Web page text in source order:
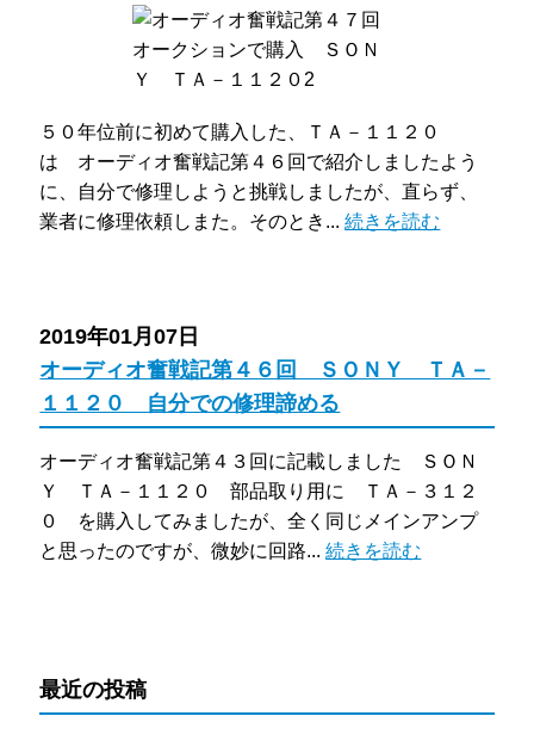
５０年位前に初めて購入した、ＴＡ－１１２０
は オーディオ奮戦記第４６回で紹介しましたよう
に、自分で修理しようと挑戦しましたが、直らず、
業者に修理依頼しまた。そのとき...続きを読む
2019年01月07日
オーディオ奮戦記第４６回 ＳＯＮＹ ＴＡ－
１１２０ 自分での修理諦める
オーディオ奮戦記第４３回に記載しました ＳＯＮ
Ｙ ＴＡ－１１２０ 部品取り用に ＴＡ－３１２
０ を購入してみましたが、全く同じメインアンプ
と思ったのですが、微妙に回路...続きを読む
最近の投稿